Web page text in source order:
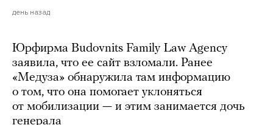
день назад
Юрфирма Budovnits Family Law Agency
заявила, что ее сайт взломали. Ранее
«Медуза» обнаружила там информацию
о том, что она помогает уклоняться
от мобилизации — и этим занимается дочь
генерала